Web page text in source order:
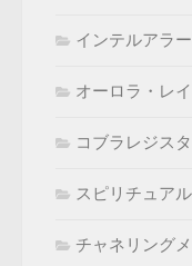
インテルアラー
オーロラ・レイ
コブラレジス
スピリチュアル
チャネリング